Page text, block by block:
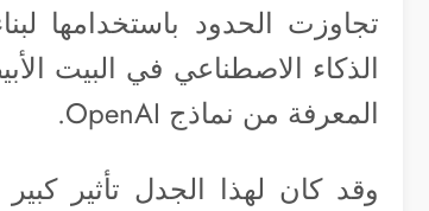
تجاوزت الحدود باستخدامها
المعرفة من نماذج OpenAI.